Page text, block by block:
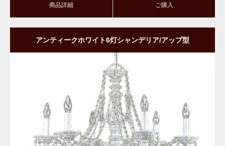
商品詳細 ご購入
アンティークホワイト6灯シャンデリア/アップ型